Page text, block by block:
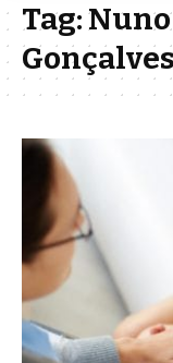
Tag:
Gonçalves